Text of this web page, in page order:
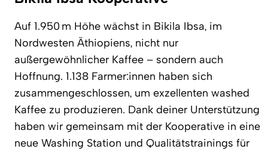
Auf 1.950 m Höhe wächst in Bikila Ibsa, im
Nordwesten Äthiopiens, nicht nur
außergewöhnlicher Kaffee – sondern auch
Hoffnung. 1.138 Farmer:innen haben sich
zusammengeschlossen, um exzellenten washed
Kaffee zu produzieren. Dank deiner Unterstützung
haben wir gemeinsam mit der Kooperative in eine
neue Washing Station und Qualitätstrainings für